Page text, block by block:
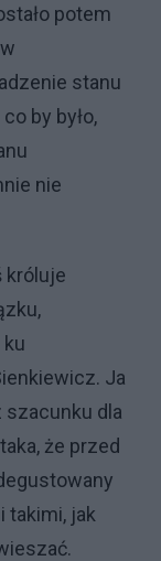
potem
stanu
by było,
nie
króluje
Ja
szacunku dla
że przed
takimi, jak